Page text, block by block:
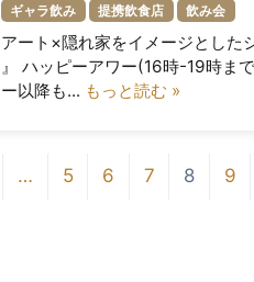
ギャラ飲み 提携飲食店 飲み会
アート×隠れ家をイメージとした
』 ハッピーアワー(16時-19時ま
ー以降も... もっと読む »
… 5 6 7 8 9